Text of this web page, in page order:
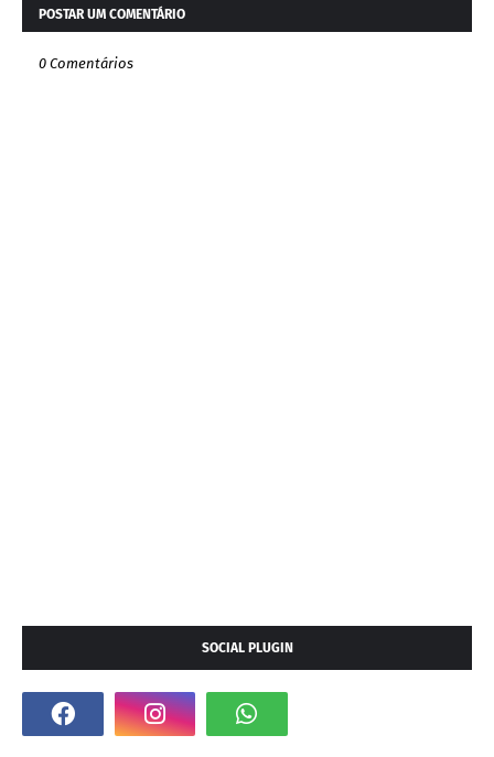
POSTAR UM COMENTÁRIO
0 Comentários
SOCIAL PLUGIN